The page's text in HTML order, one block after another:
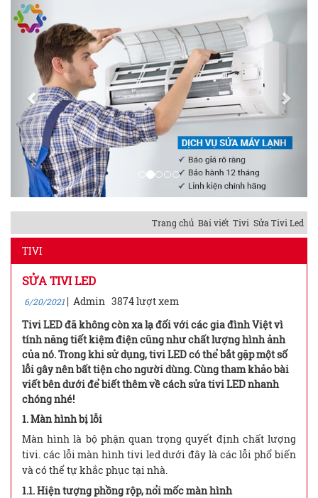
Previous Next
Trang chủ Bài viết Tivi Sửa Tivi Led
TIVI
SỬA TIVI LED
6/20/2021 | Admin 3874 lượt xem
Tivi LED đã không còn xa lạ đối với các gia đình Việt vì
tính năng tiết kiệm điện cũng như chất lượng hình ảnh
của nó. Trong khi sử dụng, tivi LED có thể bắt gặp một số
lỗi gây nên bất tiện cho người dùng. Cùng tham khảo bài
viết bên dưới để biết thêm về cách sửa tivi LED nhanh
chóng nhé!
1. Màn hình bị lỗi
Màn hình là bộ phận quan trọng quyết định chất lượng
tivi. các lỗi màn hình tivi led dưới đây là các lỗi phổ biến
và có thể tự khắc phục tại nhà.
1.1. Hiện tượng phồng rộp, nổi mốc màn hình